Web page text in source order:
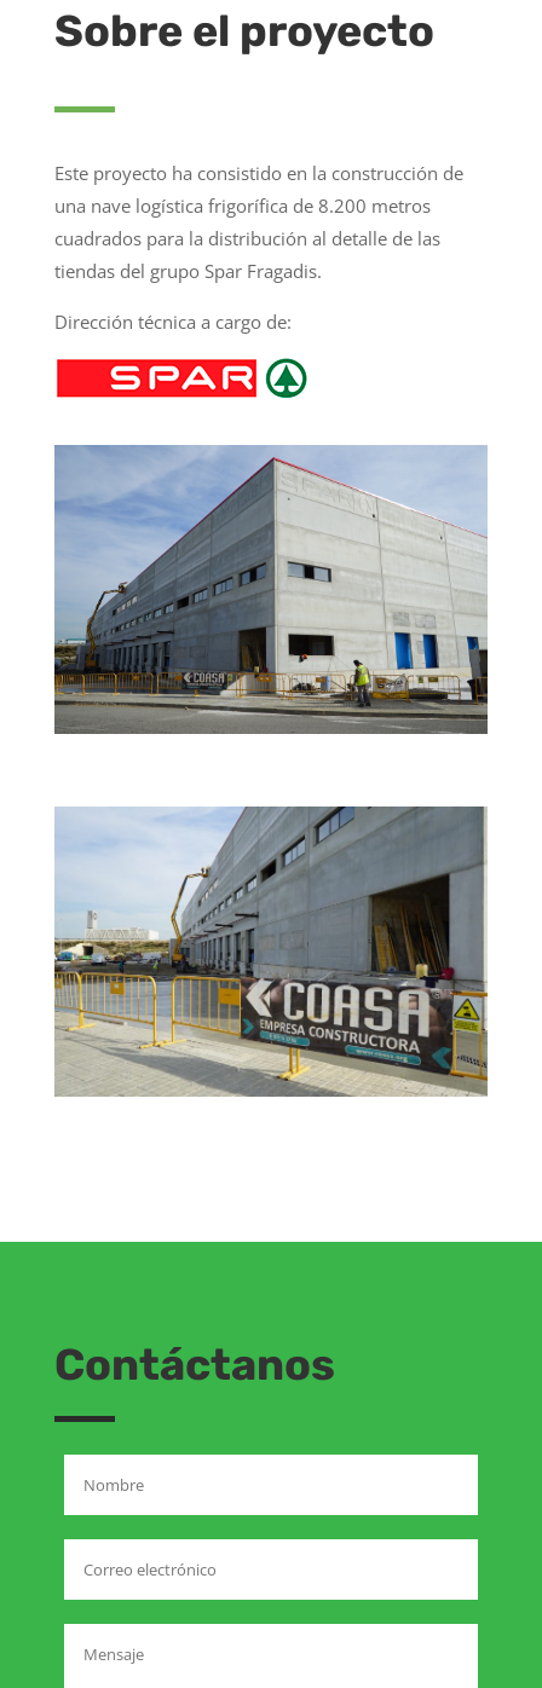
Sobre el proyecto
Este proyecto ha consistido en la construcción de
una nave logística frigorífica de 8.200 metros
cuadrados para la distribución al detalle de las
tiendas del grupo Spar Fragadis.
Dirección técnica a cargo de:
Contáctanos